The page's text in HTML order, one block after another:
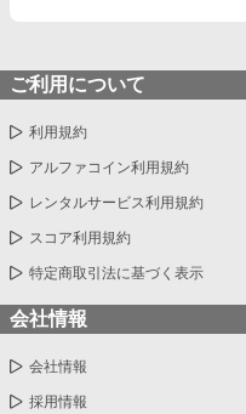
ご利用について
利用規約
アルファコイン利用規約
レンタルサービス利用規約
スコア利用規約
特定商取引法に基づく表示
会社情報
会社情報
採用情報